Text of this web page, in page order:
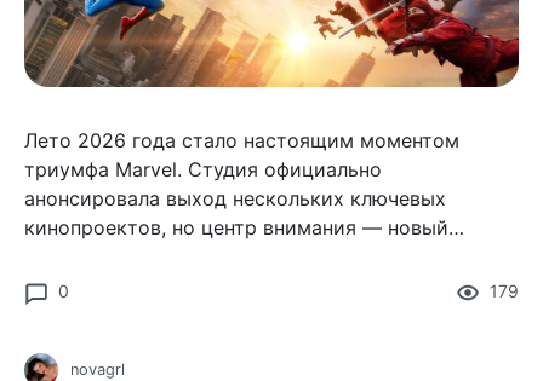
Лето 2026 года стало настоящим моментом
триумфа Marvel. Студия официально
анонсировала выход нескольких ключевых
кинопроектов, но центр внимания — новый
Universe (MCU), Человек‑паук: Новый день
179
0
novagrl